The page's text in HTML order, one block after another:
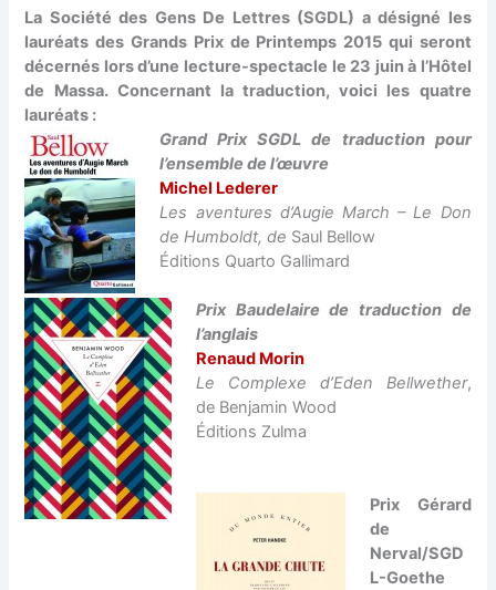
La Société des Gens De Lettres (SGDL) a désigné les
lauréats des Grands Prix de Printemps 2015 qui seront
décernés lors d’une lecture-spectacle le 23 juin à l’Hôtel
de Massa. Concernant la traduction, voici les quatre
lauréats :
Grand Prix SGDL de traduction pour
l’ensemble de l’œuvre
Michel Lederer
Les aventures d’Augie March – Le Don
de Humboldt, de Saul Bellow
Éditions Quarto Gallimard
Prix Baudelaire de traduction de
l’anglais
Renaud Morin
Le Complexe d’Eden Bellwether,
de Benjamin Wood
Éditions Zulma
Prix Gérard
de
Nerval/SGD
L-Goethe